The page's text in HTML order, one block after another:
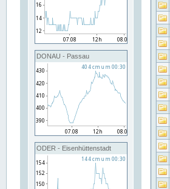
DONAU - Passau
ODER - Eisenhüttenstadt